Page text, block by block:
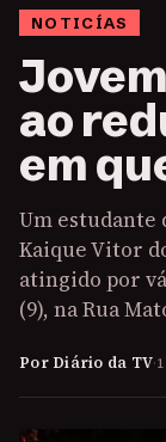
NOTICÍAS
ao
em
Um estudante
Kaique Vitor
atingido por
(9), na Rua
Por Diário da TV·